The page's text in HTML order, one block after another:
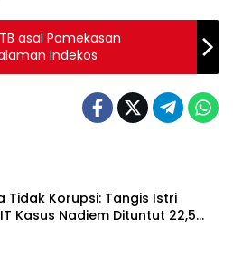
asal Pamekasan
Indekos
Tidak Korupsi: Tangis Istri
Kasus Nadiem Dituntut 22,5